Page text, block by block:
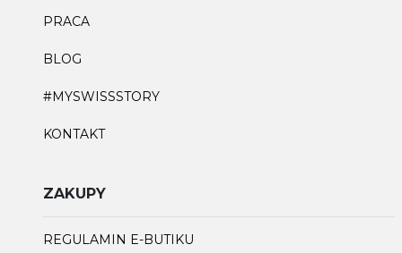
PRACA
BLOG
#MYSWISSSTORY
KONTAKT
ZAKUPY
REGULAMIN E-BUTIKU